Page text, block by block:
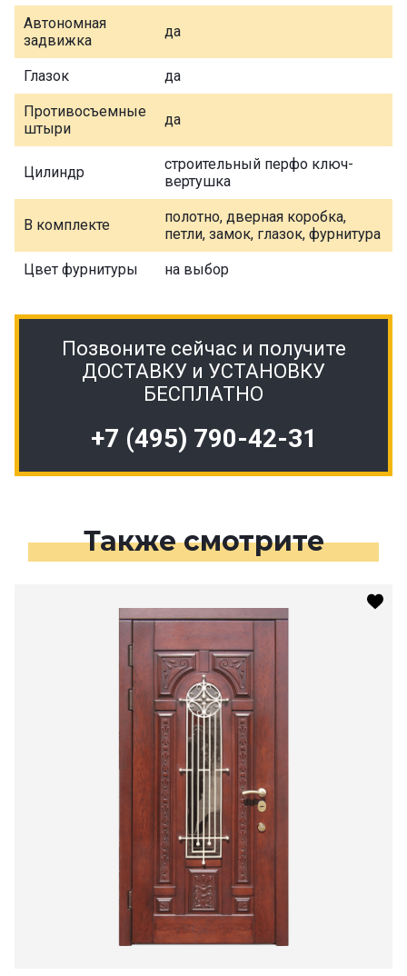
Автономная
задвижка
да
Глазок да
Противосъемные
штыри
да
Цилиндр
строительный перфо ключ-
вертушка
В комплекте
полотно, дверная коробка,
петли, замок, глазок, фурнитура
Цвет фурнитуры на выбор
Позвоните сейчас и получите
ДОСТАВКУ и УСТАНОВКУ
БЕСПЛАТНО
+7 (495) 790-42-31
Также смотрите